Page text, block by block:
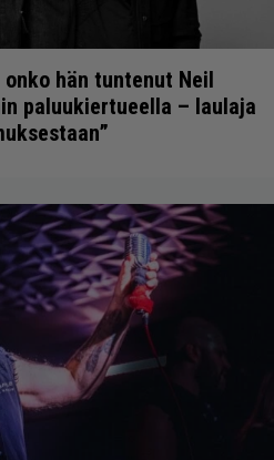
hän tuntenut Neil
paluukiertueella – laulaja